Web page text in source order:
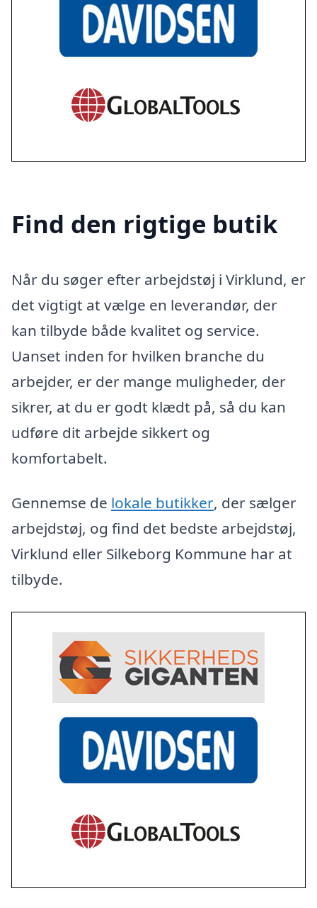
Find den rigtige butik
Når du søger efter arbejdstøj i Virklund, er
det vigtigt at vælge en leverandør, der
kan tilbyde både kvalitet og service.
Uanset inden for hvilken branche du
arbejder, er der mange muligheder, der
sikrer, at du er godt klædt på, så du kan
udføre dit arbejde sikkert og
komfortabelt.
Gennemse de lokale butikker, der sælger
arbejdstøj, og find det bedste arbejdstøj,
Virklund eller Silkeborg Kommune har at
tilbyde.